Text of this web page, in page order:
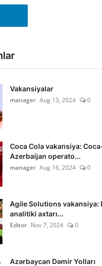
Vakansiyalar
manager Aug 13, 2024 0
Coca Cola vakansiya:
Azerbaijan operato...
manager Aug 16, 2024 0
Agile Solutions vakansiya:
analitiki axtarı...
Editor Nov 7, 2024 0
Azərbaycan Dəmir Yolları